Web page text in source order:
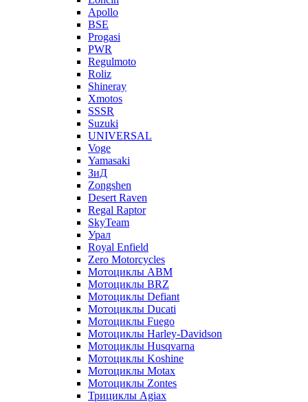
Apollo
BSE
Progasi
PWR
Regulmoto
Roliz
Shineray
Xmotos
SSSR
Suzuki
UNIVERSAL
Voge
Yamasaki
ЗиД
Zongshen
Desert Raven
Regal Raptor
SkyTeam
Урал
Royal Enfield
Zero Motorcycles
Мотоциклы ABM
Мотоциклы BRZ
Мотоциклы Defiant
Мотоциклы Ducati
Мотоциклы Fuego
Мотоциклы Harley-Davidson
Мотоциклы Husqvarna
Мотоциклы Koshine
Мотоциклы Motax
Мотоциклы Zontes
Трициклы Agiax